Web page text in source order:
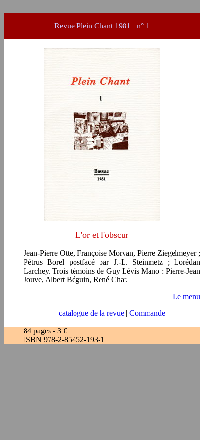
Revue Plein Chant 1981 - n° 1
L'or et l'obscur
Jean-Pierre Otte, Françoise Morvan, Pierre Ziegelmeyer ;
Pétrus Borel postfacé par J.-L. Steinmetz ; Lorédan
Larchey. Trois témoins de Guy Lévis Mano : Pierre-Jean
Jouve, Albert Béguin, René Char.
Le menu
catalogue de la revue| Commande
84 pages - 3 €
ISBN 978-2-85452-193-1